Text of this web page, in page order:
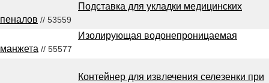
Подставка для укладки медицинских
пеналов // 53559
Изолирующая водонепроницаемая
манжета // 55577
Контейнер для извлечения селезенки при